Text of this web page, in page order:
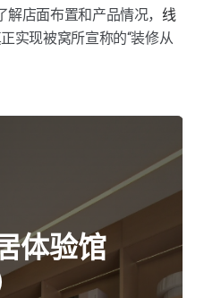
解店面布置和产品情况，线
实现被窝所宣称的“装修从